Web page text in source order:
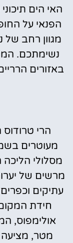
האי הים
הפנאי על
מגוון רחב של
נשימתכם.
באזורים
הרי טרודוס
מעוטרים
מסלולי
מרשים של
עתיקים
חידת
מטר, מציעה